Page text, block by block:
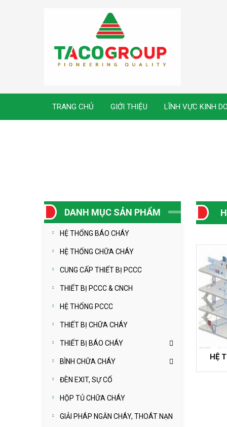
TRANG CHỦ GIỚI THIỆU LĨNH VỰC KINH
HỆ
DANH MỤC SẢN PHẨM
HỆ THỐNG BÁO CHÁY
HỆ THỐNG CHỮA CHÁY
CUNG CẤP THIẾT BỊ PCCC
THIẾT BỊ PCCC & CNCH
HỆ THỐNG PCCC
THIẾT BỊ CHỮA CHÁY
THIẾT BỊ BÁO CHÁY
BÌNH CHỮA CHÁY
ĐÈN EXIT, SỰ CỐ
HỘP TỦ CHỮA CHÁY
GIẢI PHÁP NGĂN CHÁY, THOÁT NẠN